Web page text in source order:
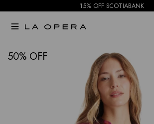
15% OFF SCOTIABANK

50 NOTIFICARME